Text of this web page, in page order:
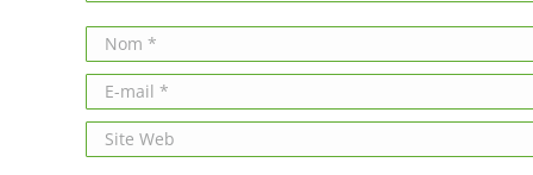
Nom *
E-mail *
Site Web